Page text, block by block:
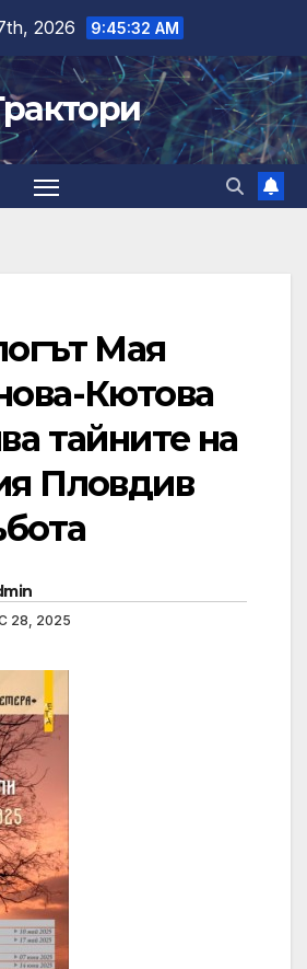
2026 9:45:33 AM
Мая
Кютова
тайните на
Пловдив
28, 2025